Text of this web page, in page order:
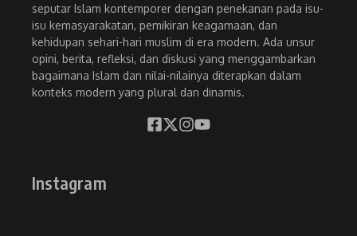
seputar Islam kontemporer dengan penekanan pada isu-
isu kemasyarakatan, pemikiran keagamaan, dan
kehidupan sehari-hari muslim di era modern. Ada unsur
opini, berita, refleksi, dan diskusi yang menggambarkan
bagaimana Islam dan nilai-nilainya diterapkan dalam
konteks modern yang plural dan dinamis.
Instagram